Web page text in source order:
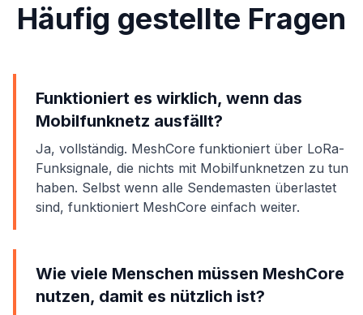
Häufig gestellte Fragen
Funktioniert es wirklich, wenn das
Mobilfunknetz ausfällt?
Ja, vollständig. MeshCore funktioniert über LoRa-
Funksignale, die nichts mit Mobilfunknetzen zu tun
haben. Selbst wenn alle Sendemasten überlastet
sind, funktioniert MeshCore einfach weiter.
Wie viele Menschen müssen MeshCore
nutzen, damit es nützlich ist?